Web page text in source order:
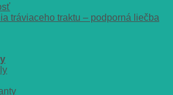
tráviaceho traktu – podporná liečba